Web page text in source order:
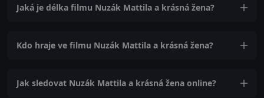
Jaká je délka filmu Nuzák Mattila a krásná žena?
Kdo hraje ve filmu Nuzák Mattila a krásná žena?
Jak sledovat Nuzák Mattila a krásná žena online?